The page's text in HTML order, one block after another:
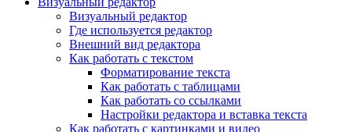
Визуальный редактор
Где используется редактор
Внешний вид редактора
Как работать с текстом
Форматирование текста
Как работать с таблицами
Как работать со ссылками
Настройки редактора и вставка текста
Как работать с картинками и видео